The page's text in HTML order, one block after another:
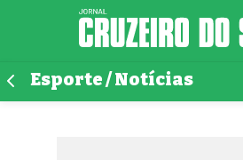
Esporte / Notícias